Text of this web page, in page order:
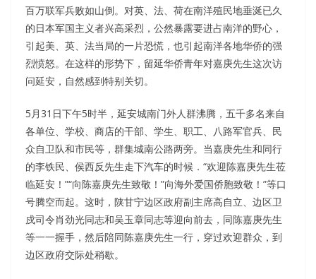
百万联军兵败如山倒。对英、法、荷在南洋殖民地垂涎已久
的日本军国主义者兴高采烈，公然暴露要进占南洋的野心，
引起美、英、法当局的一片恐慌，也引起南洋各地华侨的强
烈愤怒。在这样的形势下，留延华侨青年对嘉庚先生这次访
问延安，自然感到特别关切。
5月31日下午5时半，延安城南门外人群沸腾，五千多名来自
各单位、学校、商店的干部、学生、职工、八路军官兵、民
众自卫队和市民等，群集城南公路两旁。当嘉庚先生和同行
的李铁民、侯西反先生走下汽车的时候．“欢迎陈嘉庚先生莅
临延安！”“向陈嘉庚先生致敬！”向海外爱国侨胞致敬！”等口
号腾空而起。这时，陕甘宁边区政府副主席高自立、边区卫
戍司令肖劲光同志和吴玉章同志等迎向前去，同陈嘉庚先生
等一一握手，然后陪同陈嘉庚先生一行，穿过欢迎群众，到
边区政府交际处稍歇。